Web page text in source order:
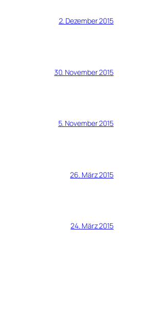
2. Dezember 2015
30. November 2015
5. November 2015
26. März 2015
24. März 2015